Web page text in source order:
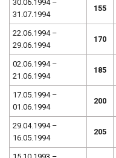
30.06.1994 –
31.07.1994
155
22.06.1994 –
29.06.1994
170
02.06.1994 –
21.06.1994
185
17.05.1994 –
01.06.1994
200
29.04.1994 –
16.05.1994
205